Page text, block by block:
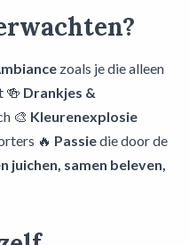
zoals je die alleen
🍻 Drankjes &
🎨 Kleurenexplosie
🔥 Passiedie door de
juichen, samen beleven,